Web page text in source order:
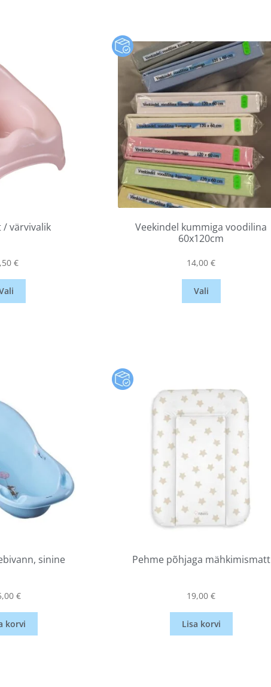
/ värvivalik
€
Veekindel kummiga voodilina
60x120cm
14,00€
Vali
sinine
€
korvi
Pehme põhjaga mähkimismatt
19,00€
Lisa korvi